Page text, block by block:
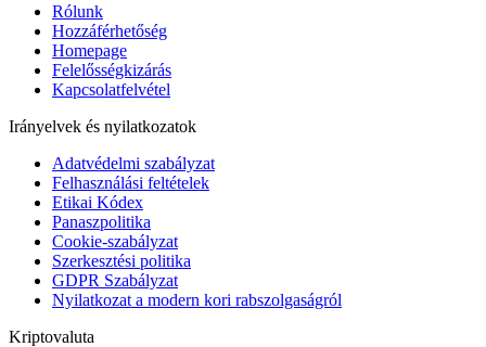
Rólunk
Hozzáférhetőség
Homepage
Felelősségkizárás
Kapcsolatfelvétel
Irányelvek és nyilatkozatok
Adatvédelmi szabályzat
Felhasználási feltételek
Etikai Kódex
Panaszpolitika
Cookie-szabályzat
Szerkesztési politika
GDPR Szabályzat
Nyilatkozat a modern kori rabszolgaságról
Kriptovaluta